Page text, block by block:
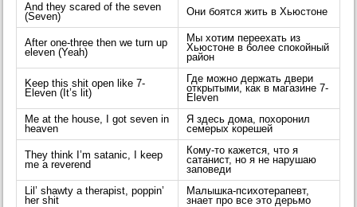
And they scared of the seven
(Seven)
Они боятся жить в Хьюстоне
After one-three then we turn up
eleven (Yeah)
Мы хотим переехать из
Хьюстоне в более спокойный
район
Keep this shit open like 7-
Eleven (It’s lit)
Где можно держать двери
открытыми, как в магазине 7-
Eleven
Me at the house, I got seven in
heaven
Я здесь дома, похоронил
семерых корешей
They think I’m satanic, I keep
me a reverend
Кому-то кажется, что я
сатанист, но я не нарушаю
заповеди
Lil’ shawty a therapist, poppin’
her shit
Малышка-психотерапевт,
знает про все это дерьмо